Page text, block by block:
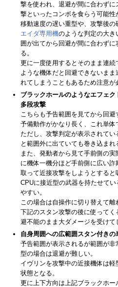
撃を使われ、退避が間に合わず
撃といったコンボを食らう可能性
移動速度の遅い重型や、攻撃後の
エイダ専用機のような判定の大き
囲が出てから回避が間に合わず
る。
更に一度使用するとそのまま連
ような機体だと回避できないま
れてしまうこともあるため注意が
ブラックホールのようなエフェ
多段攻撃
こちらも予告範囲を見てから回避
予備動作がかなり長く、これ単体
ただし、攻撃判定が表示されて
と範囲外に出ていても巻き込まれ
また、発動者から見て手前側の
に機体一機分ほど手前側に広い
取って近接攻撃をしようとすると
CPUに接近型の武器を持たせて
やすい。
この場合は自操作に切り替えて離
下記のスタン攻撃の後に使って
避不能のまま大ダメージを受けて
自身周囲への広範囲スタン付きの
予告範囲が表示されるが範囲が
型の場合は退避が難しい。
イヴリンを攻撃中の近接機体は
状態となる。
更に上下方向は上記ブラックホ